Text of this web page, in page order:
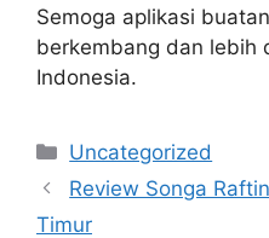
Semoga aplikasi
berkembang dan lebih
Indonesia.
Kategori
Uncategorized
Review Songa
Timur